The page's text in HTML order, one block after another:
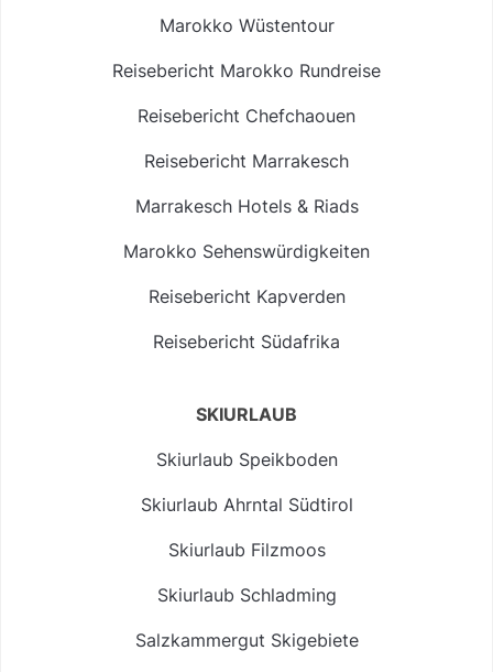
Marokko Wüstentour
Reisebericht Marokko Rundreise
Reisebericht Chefchaouen
Reisebericht Marrakesch
Marrakesch Hotels & Riads
Marokko Sehenswürdigkeiten
Reisebericht Kapverden
Reisebericht Südafrika
SKIURLAUB
Skiurlaub Speikboden
Skiurlaub Ahrntal Südtirol
Skiurlaub Filzmoos
Skiurlaub Schladming
Salzkammergut Skigebiete